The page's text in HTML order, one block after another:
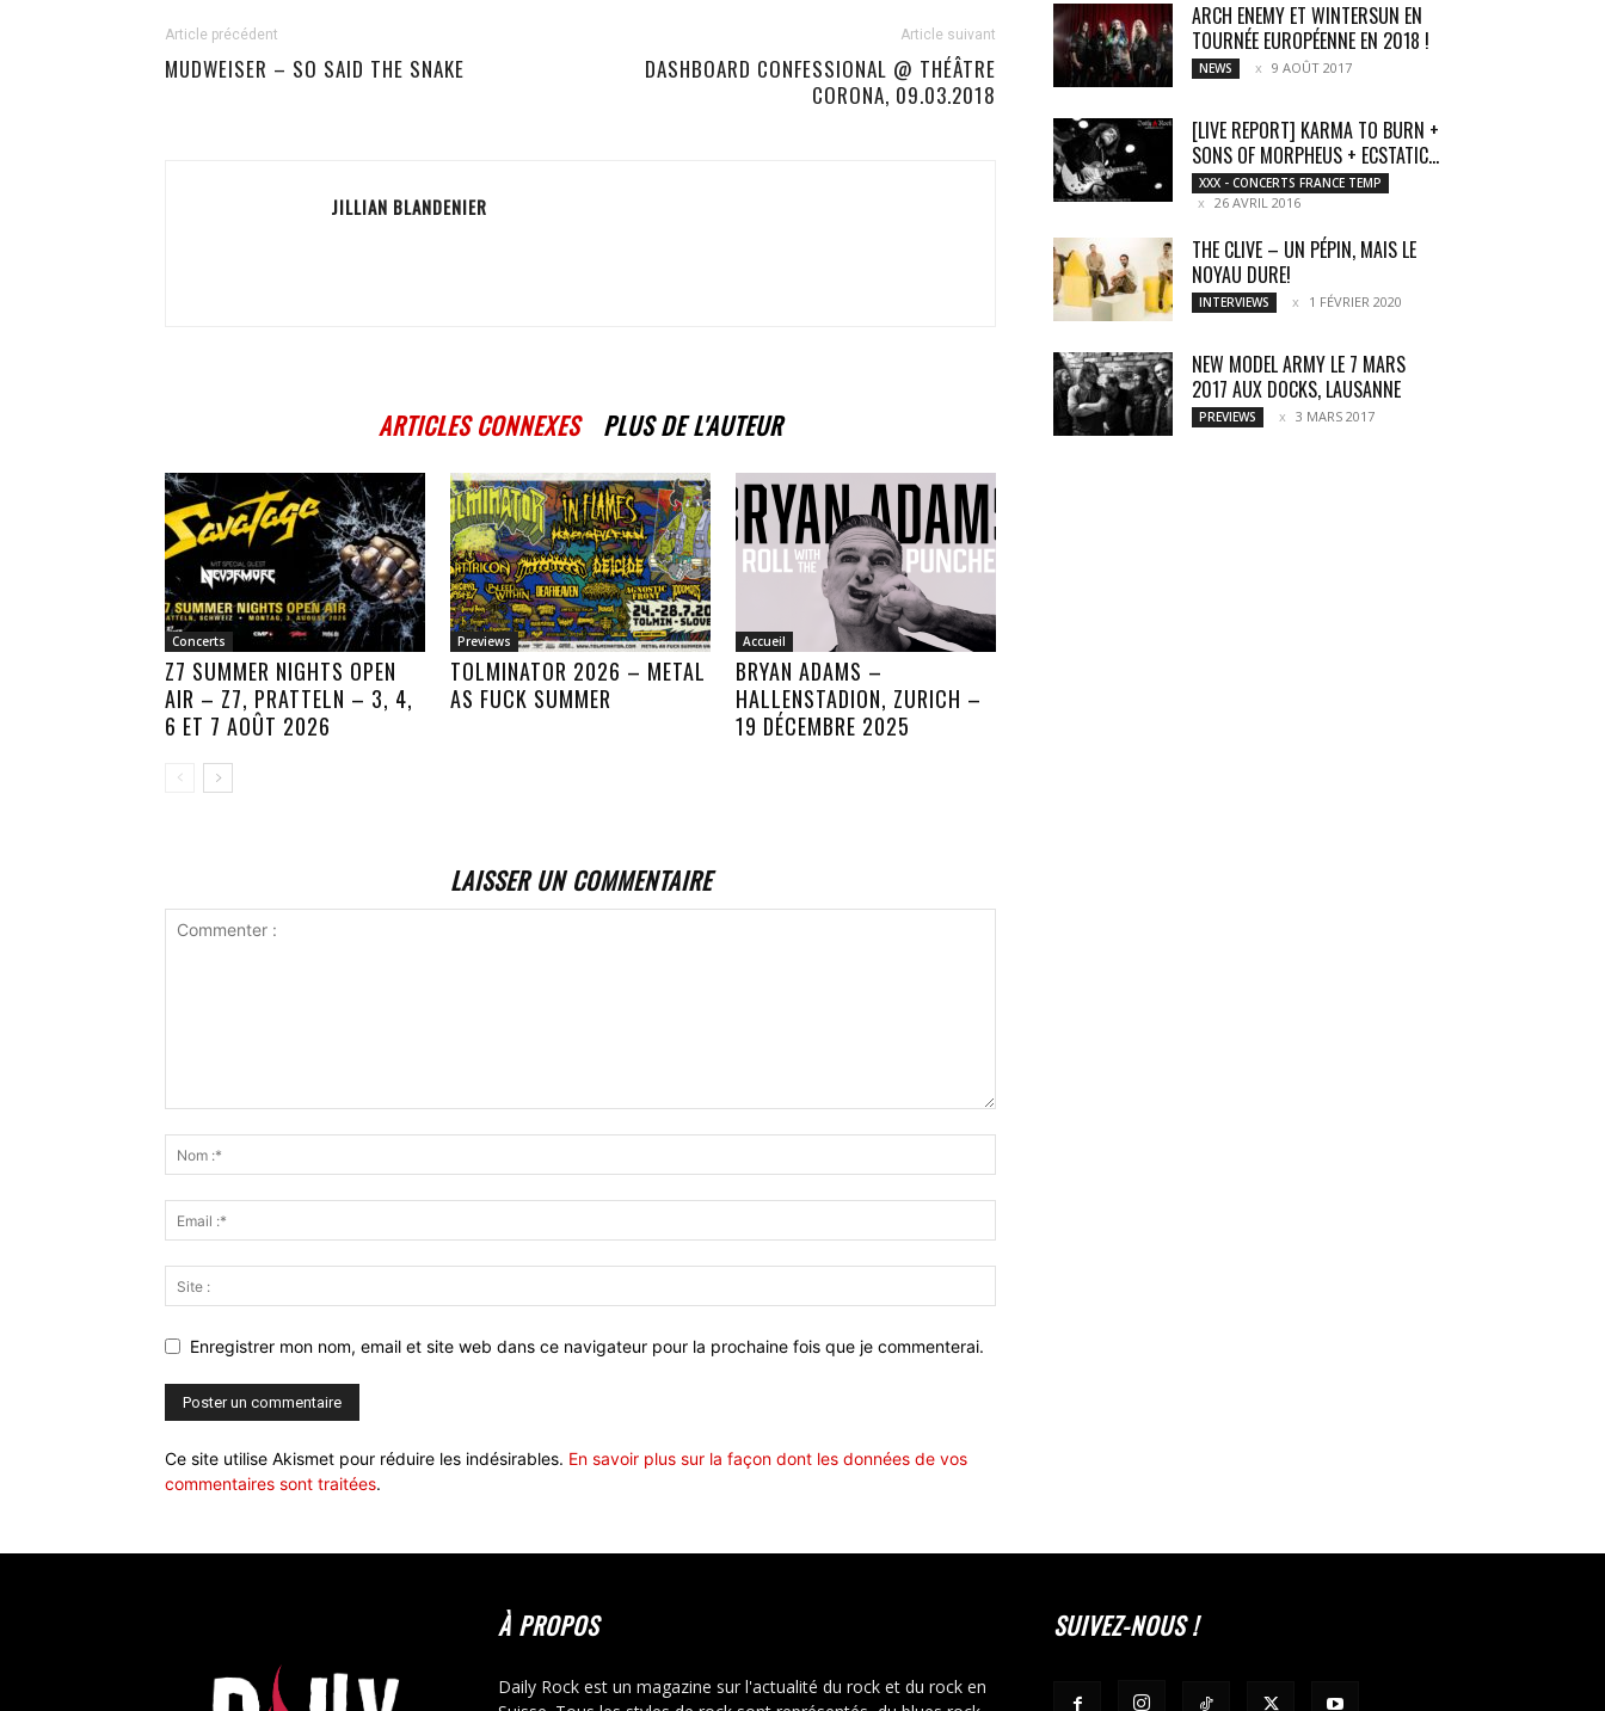
Article précédent
MUDWEISER – SO SAID THE SNAKE
Article suivant
DASHBOARD CONFESSIONAL @ THÉÂTRE
CORONA, 09.03.2018
JILLIAN BLANDENIER
ARTICLES CONNEXES PLUS DE L'AUTEUR
Concerts
Z7 SUMMER NIGHTS OPEN
AIR – Z7, PRATTELN – 3, 4,
6 ET 7 AOÛT 2026
Previews
TOLMINATOR 2026 – METAL
AS FUCK SUMMER
Accueil
BRYAN ADAMS –
HALLENSTADION, ZURICH –
19 DÉCEMBRE 2025
LAISSER UN COMMENTAIRE
Enregistrer mon nom, email et site web dans ce navigateur pour la prochaine fois que je commenterai.
Ce site utilise Akismet pour réduire les indésirables. En savoir plus sur la façon dont les données de vos
commentaires sont traitées.
ARCH ENEMY ET WINTERSUN EN
TOURNÉE EUROPÉENNE EN 2018 !
NEWS 9 AOÛT 2017
[LIVE REPORT] KARMA TO BURN +
SONS OF MORPHEUS + ECSTATIC...
XXX - CONCERTS FRANCE TEMP
26 AVRIL 2016
THE CLIVE – UN PÉPIN, MAIS LE
NOYAU DURE!
INTERVIEWS 1 FÉVRIER 2020
NEW MODEL ARMY LE 7 MARS
2017 AUX DOCKS, LAUSANNE
PREVIEWS 3 MARS 2017
À PROPOS
Daily Rock est un magazine sur l'actualité du rock et du rock en
SUIVEZ-NOUS !